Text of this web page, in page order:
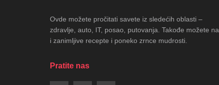
Ovde možete pročitati savete iz sledećih oblasti –
zdravlje, auto, IT, posao, putovanja. Takođe možete
i zanimljive recepte i poneko zrnce mudrosti.
Pratite nas